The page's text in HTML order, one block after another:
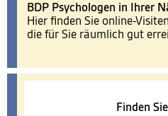
BDP Psychologen in Ihrer
Hier finden Sie online-
die für Sie räumlich gut
Finden